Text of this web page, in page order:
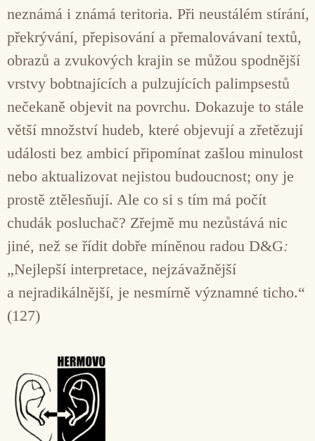
neznámá i známá teritoria. Při neustálém stírání,
překrývání, přepisování a přemalovávaní textů,
obrazů a zvukových krajin se můžou spodnější
vrstvy bobtnajících a pulzujících palimpsestů
nečekaně objevit na povrchu. Dokazuje to stále
větší množství hudeb, které objevují a zřetězují
události bez ambicí připomínat zašlou minulost
nebo aktualizovat nejistou budoucnost; ony je
prostě ztělesňují. Ale co si s tím má počít
chudák posluchač? Zřejmě mu nezůstává nic
jiné, než se řídit dobře míněnou radou D&G:
„Nejlepší interpretace, nejzávažnější
a nejradikálnější, je nesmírně významné ticho.“
(127)